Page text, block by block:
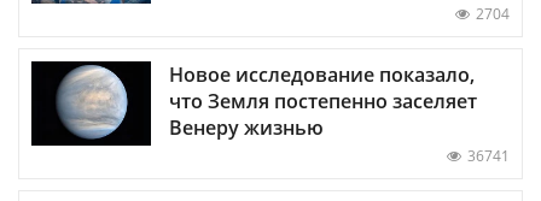
2704
Новое исследование показало,
что Земля постепенно заселяет
Венеру жизнью
36741